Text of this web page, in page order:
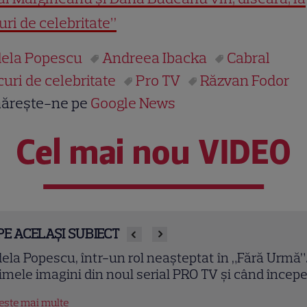
de celebritate”
Popescu
Andreea Ibacka
Cabral
de celebritate
Pro TV
Răzvan Fodor
ne pe Google News
Cel mai nou VIDEO
ACELAȘI SUBIECT
Popescu, apariție elegantă într-o rochie din
Reacția amuzantă a lui Cosmin Seleși
mai multe